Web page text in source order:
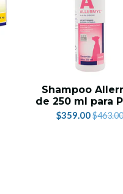
Shampoo
de 250 ml para
$359.00$463.00